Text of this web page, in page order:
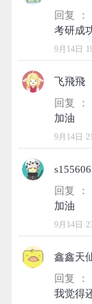
回复 ：
9月14日
飞飛飛
回复 ：
9月14日
回复 ：
9月14日
鑫鑫天
回复 ：